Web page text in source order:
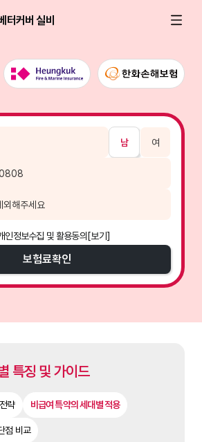
터커버 실비
남 여
인정보수집 및 활용동의[보기]
보험료확인
특징 및 가이드
략 비급여 특약의 세대별 적용
점 비교